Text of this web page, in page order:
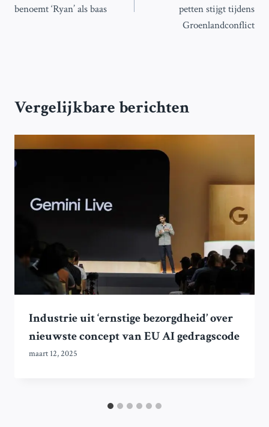
benoemt ‘Ryan’ als baas
petten stijgt tijdens
Groenlandconflict
Vergelijkbare berichten
Industrie uit ‘ernstige bezorgdheid’ over
nieuwste concept van EU AI gedragscode
maart 12, 2025